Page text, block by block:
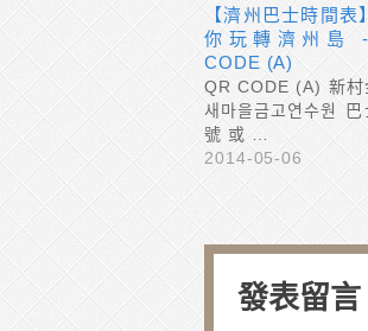
【濟州巴士時間表
你玩轉濟州島 -
CODE (A)
QR CODE (A) 新村
새마을금고연수원
號 或 …
2014-05-06
發表留言